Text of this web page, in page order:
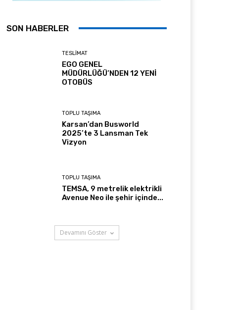
SON HABERLER
TESLİMAT
EGO GENEL
MÜDÜRLÜĞÜ’NDEN 12 YENİ
OTOBÜS
TOPLU TAŞIMA
Karsan’dan Busworld
2025’te 3 Lansman Tek
Vizyon
TOPLU TAŞIMA
TEMSA, 9 metrelik elektrikli
Avenue Neo ile şehir içinde...
Devamını Göster